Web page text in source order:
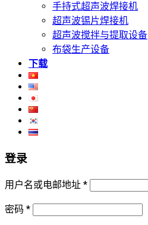
手持式超声波焊接机
超声波锡片焊接机
超声波搅拌与提取设备
布袋生产设备
下载
登录
用户名或电邮地址 *
密码 *